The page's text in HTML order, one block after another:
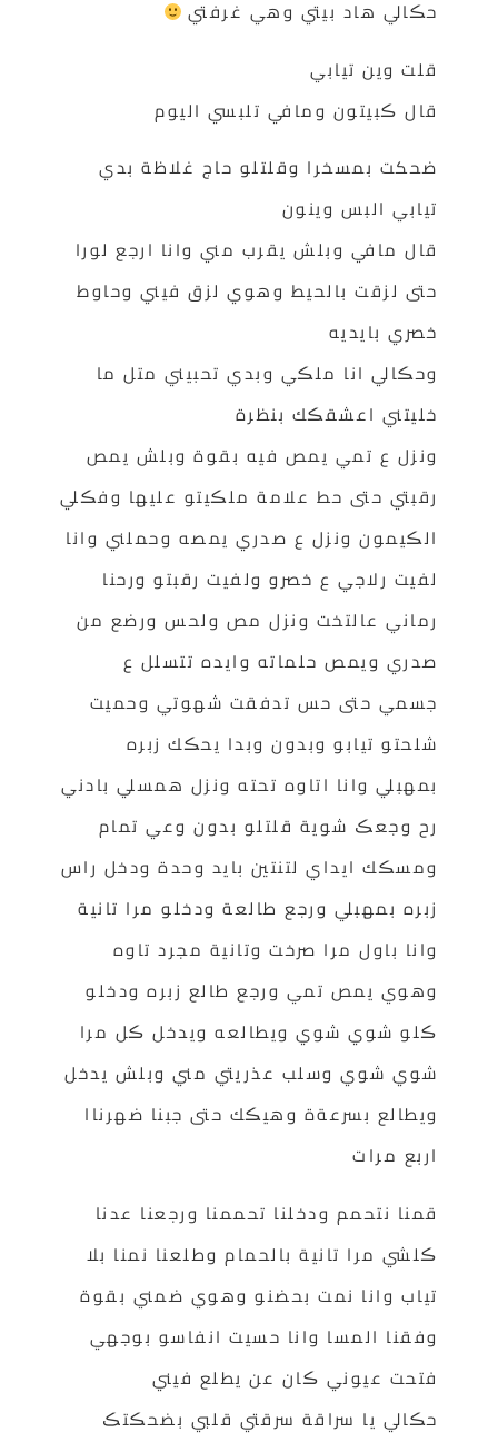
حڪالي هاد بيتي وهي غرفتي
قلت وين تيابي
قال ڪبيتون ومافي تلبسي اليوم
ضحكت بمسخرا وقلتلو حاج غلاظة بدي
تيابي البس وينون
قال مافي وبلش يقرب مني وانا ارجع لورا
حتى لزقت بالحيط وهوي لزق فيني وحاوط
خصري بايديه
وحڪالي انا ملڪي وبدي تحبيني متل ما
خليتني اعشقڪك بنظرة
ونزل ع تمي يمص فيه بقوة وبلش يمص
رقبتي حتى حط علامة ملڪيتو عليها وفڪلي
الڪيمون ونزل ع صدري يمصه وحملني وانا
لفيت رلاجي ع خصرو ولفيت رقبتو ورحنا
رماني عالتخت ونزل مص ولحس ورضع من
صدري ويمص حلماته وايده تتسلل ع
جسمي حتى حس تدفقت شهوتي وحميت
شلحتو تيابو وبدون وبدا يحڪك زبره
بمهبلي وانا اتاوه تحته ونزل همسلي بادني
رح وجعڪ شوية قلتلو بدون وعي تمام
ومسڪك ايداي لتنتين بايد وحدة ودخل راس
زبره بمهبلي ورجع طالعة ودخلو مرا تانية
وانا باول مرا صرخت وتانية مجرد تاوه
وهوي يمص تمي ورجع طالع زبره ودخلو
ڪلو شوي شوي ويطالعه ويدخل ڪل مرا
شوي شوي وسلب عذريتي مني وبلش يدخل
ويطالع بسرعةة وهيڪك حتى جبنا ضهرناا
اربع مرات
قمنا نتحمم ودخلنا تحممنا ورجعنا عدنا
ڪلشي مرا تانية بالحمام وطلعنا نمنا بلا
تياب وانا نمت بحضنو وهوي ضمني بقوة
وفقنا المسا وانا حسيت انفاسو بوجهي
فتحت عيوني ڪان عن يطلع فيني
حڪالي يا سراقة سرقتي قلبي بضحڪتڪ